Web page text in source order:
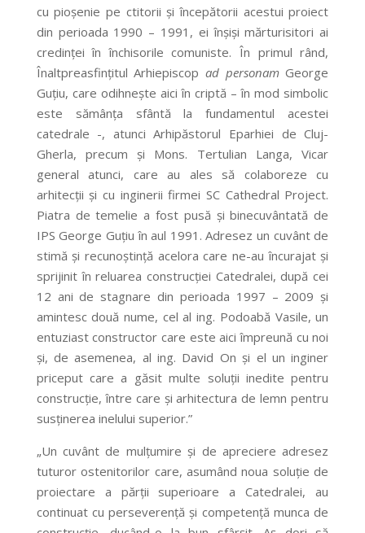
cu pioșenie pe ctitorii și începătorii acestui proiect
din perioada 1990 – 1991, ei înșiși mărturisitori ai
credinței în închisorile comuniste. În primul rând,
Înaltpreasfințitul Arhiepiscop ad personamGeorge
Guțiu, care odihnește aici în criptă – în mod simbolic
este sămânța sfântă la fundamentul acestei
catedrale -, atunci Arhipăstorul Eparhiei de Cluj-
Gherla, precum și Mons. Tertulian Langa, Vicar
general atunci, care au ales să colaboreze cu
arhitecții și cu inginerii firmei SC Cathedral Project.
Piatra de temelie a fost pusă și binecuvântată de
IPS George Guțiu în aul 1991. Adresez un cuvânt de
stimă și recunoștință acelora care ne-au încurajat și
sprijinit în reluarea construcției Catedralei, după cei
12 ani de stagnare din perioada 1997 – 2009 și
amintesc două nume, cel al ing. Podoabă Vasile, un
entuziast constructor care este aici împreună cu noi
și, de asemenea, al ing. David On și el un inginer
priceput care a găsit multe soluții inedite pentru
construcție, între care și arhitectura de lemn pentru
susținerea inelului superior.”
„Un cuvânt de mulțumire și de apreciere adresez
tuturor ostenitorilor care, asumând noua soluție de
proiectare a părții superioare a Catedralei, au
continuat cu perseverență și competență munca de